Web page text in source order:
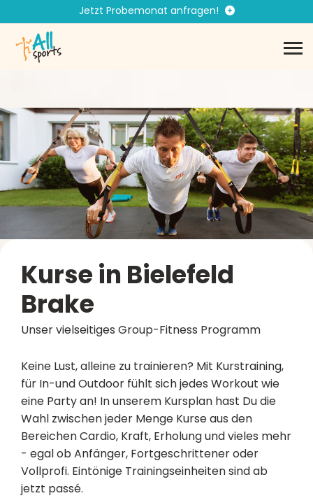
Jetzt Probemonat anfragen!
Du bist viel unterwegs und willst
Kurse in Bielefeld
Brake
Unser vielseitiges Group-Fitness Programm
Keine Lust, alleine zu trainieren? Mit Kurstraining,
für In-und Outdoor fühlt sich jedes Workout wie
eine Party an! In unserem Kursplan hast Du die
Wahl zwischen jeder Menge Kurse aus den
Bereichen Cardio, Kraft, Erholung und vieles mehr
- egal ob Anfänger, Fortgeschrittener oder
Vollprofi. Eintönige Trainingseinheiten sind ab
jetzt passé.